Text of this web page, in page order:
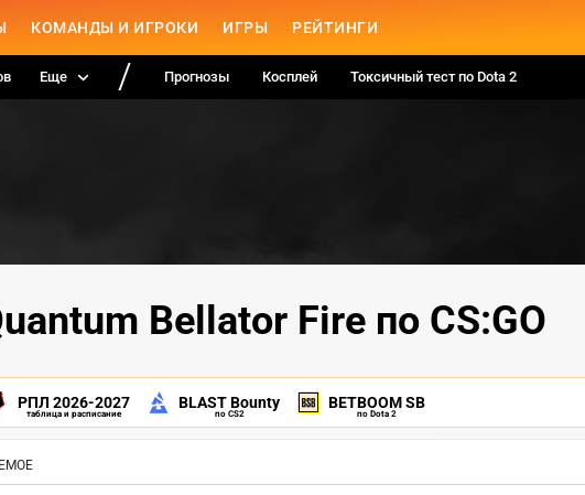
КОМАНДЫ И ИГРОКИ ИГРЫ РЕЙТИНГИ
Еще Прогнозы Косплей Токсичный тест по Dota 2
Bellator Fire по CS:GO
РПЛ 2026-2027
таблица и расписание
BLAST Bounty
по CS2
BETBOOM SB
по Dota 2